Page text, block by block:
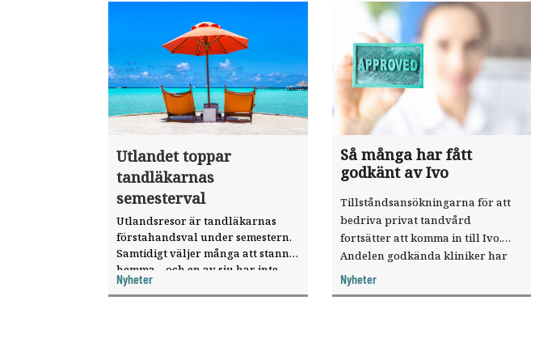
Utlandet toppar
tandläkarnas
semesterval
Utlandsresor är tandläkarnas
förstahandsval under semestern.
Samtidigt väljer många att stanna
hemma – och en av sju har inte
haft någon sommarledighet alls,
enligt "månadens fråga".
Nyheter
Så många har fått
godkänt av Ivo
Tillståndsansökningarna för att
bedriva privat tandvård
fortsätter att komma in till Ivo.
Andelen godkända kliniker har
ökat, visar nya siffror.
Nyheter